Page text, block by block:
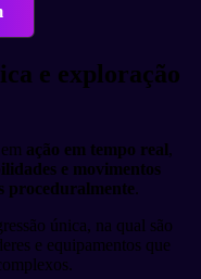
e exploração
ação em tempo real,
e movimentos
proceduralmente.
única, na qual são
e equipamentos que